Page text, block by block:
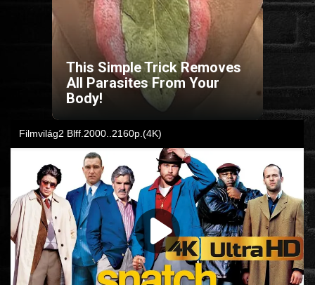
THRILLER
KRIMI
DRÁMA
This Simple Trick Removes
All Parasites From Your
Body!